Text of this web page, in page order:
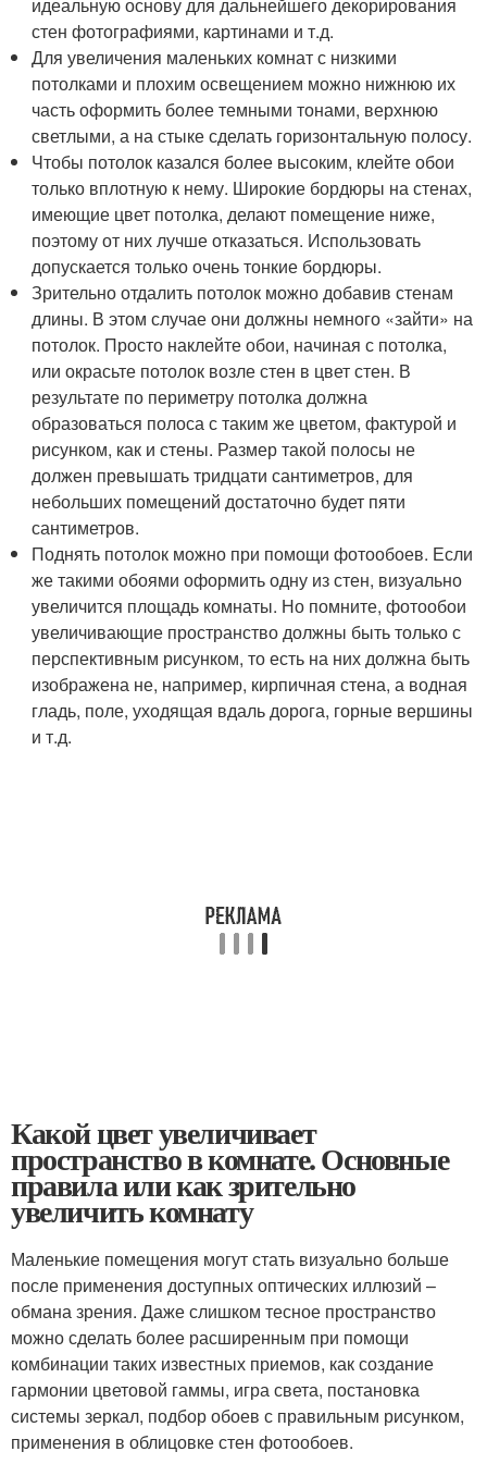
стен фотографиями, картинами и т.д.
Для увеличения маленьких комнат с низкими
потолками и плохим освещением можно нижнюю их
часть оформить более темными тонами, верхнюю
светлыми, а на стыке сделать горизонтальную полосу.
Чтобы потолок казался более высоким, клейте обои
только вплотную к нему. Широкие бордюры на стенах,
имеющие цвет потолка, делают помещение ниже,
поэтому от них лучше отказаться. Использовать
допускается только очень тонкие бордюры.
Зрительно отдалить потолок можно добавив стенам
длины. В этом случае они должны немного «зайти» на
потолок. Просто наклейте обои, начиная с потолка,
или окрасьте потолок возле стен в цвет стен. В
результате по периметру потолка должна
образоваться полоса с таким же цветом, фактурой и
рисунком, как и стены. Размер такой полосы не
должен превышать тридцати сантиметров, для
небольших помещений достаточно будет пяти
сантиметров.
Поднять потолок можно при помощи фотообоев. Если
же такими обоями оформить одну из стен, визуально
увеличится площадь комнаты. Но помните, фотообои
увеличивающие пространство должны быть только с
перспективным рисунком, то есть на них должна быть
изображена не, например, кирпичная стена, а водная
гладь, поле, уходящая вдаль дорога, горные вершины
и т.д.
Какой цвет увеличивает
пространство в комнате. Основные
правила или как зрительно
увеличить комнату
Маленькие помещения могут стать визуально больше
после применения доступных оптических иллюзий –
обмана зрения. Даже слишком тесное пространство
можно сделать более расширенным при помощи
комбинации таких известных приемов, как создание
гармонии цветовой гаммы, игра света, постановка
системы зеркал, подбор обоев с правильным рисунком,
применения в облицовке стен фотообоев.